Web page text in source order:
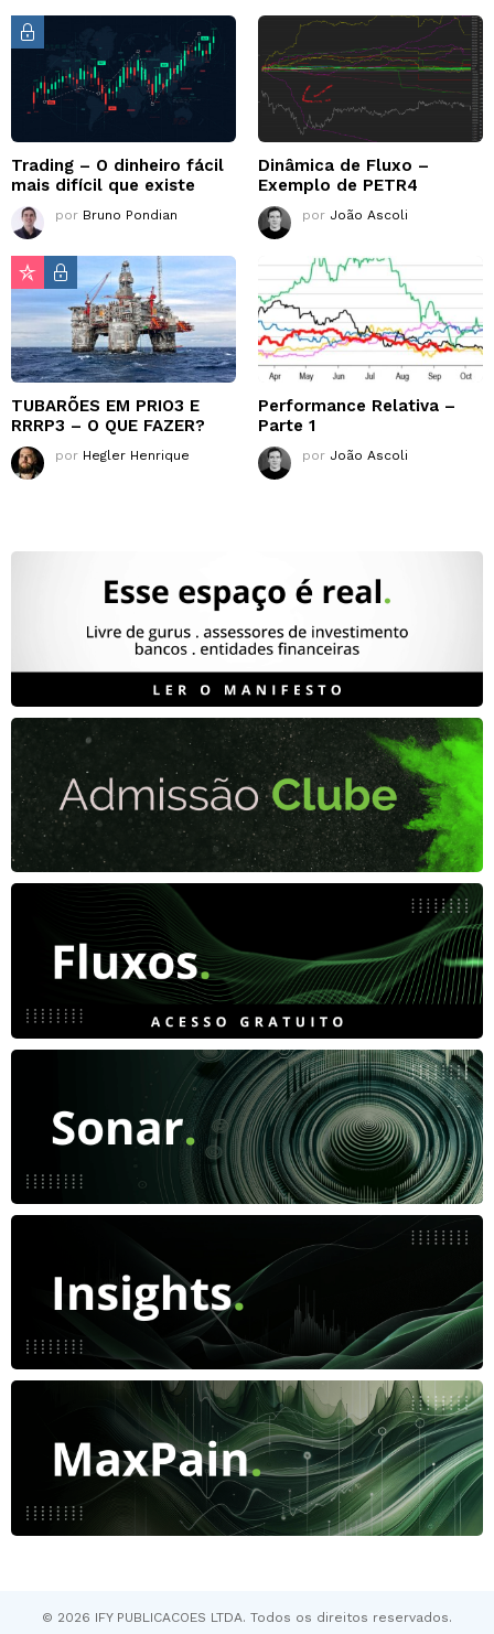
Trading – O dinheiro fácil
mais difícil que existe
por Bruno Pondian
Dinâmica de Fluxo –
Exemplo de PETR4
por João Ascoli
TUBARÕES EM PRIO3 E
RRRP3 – O QUE FAZER?
por Hegler Henrique
Performance Relativa –
Parte 1
por João Ascoli
© 2026 IFY PUBLICACOES LTDA. Todos os direitos reservados.